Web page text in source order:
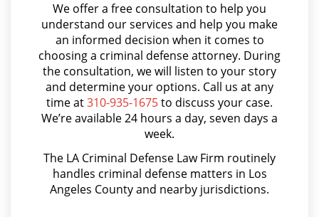
Prohibited Weapons
Juvenile Delinquency
Division of Juvenile Justice
Juvenile Delinquency Court
Juvenile Detention Hearings
Asalto Simple
Audiencia Administrativa del DMV
Audiencias de Transferencia
Aumento de Sentencia por Armas de Fuego
Aumento de Sentencia para Pandillas
Audiencias De Disposición
Audiencias De Detención
We offer a free consultation to help you
understand our services and help you make
an informed decision when it comes to
choosing a criminal defense attorney. During
the consultation, we will listen to your story
and determine your options. Call us at any
time at310-935-1675to discuss your case.
We’re available 24 hours a day, seven days a
week.
The LA Criminal Defense Law Firm routinely
handles criminal defense matters in Los
Angeles County and nearby jurisdictions.